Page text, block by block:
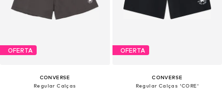
OFERTA
CONVERSE
Regular Calças
OFERTA
CONVERSE
Regular Calças 'CORE'